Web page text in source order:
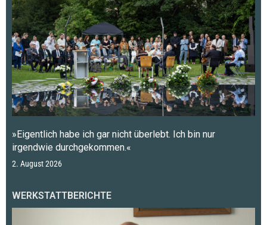
»Eigentlich habe ich gar nicht überlebt. Ich bin nur
irgendwie durchgekommen.«
2. August 2026
WERKSTATTBERICHTE